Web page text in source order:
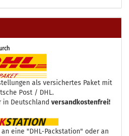
als versichertes Paket mit
Post / DHL.
in Deutschland versandkostenfrei!
"DHL-Packstation" oder an